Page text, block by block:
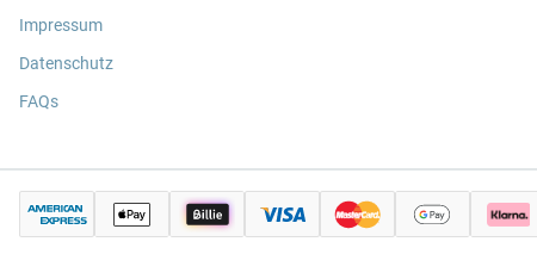
Impressum
Datenschutz
FAQs